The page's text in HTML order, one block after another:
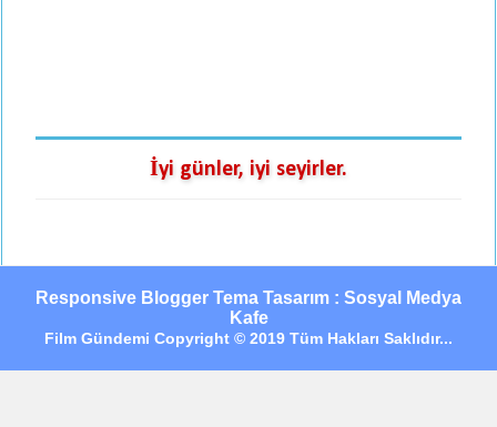
İyi günler, iyi seyirler.
Responsive Blogger Tema Tasarım : Sosyal Medya
Kafe
Film Gündemi Copyright © 2019 Tüm Hakları Saklıdır...